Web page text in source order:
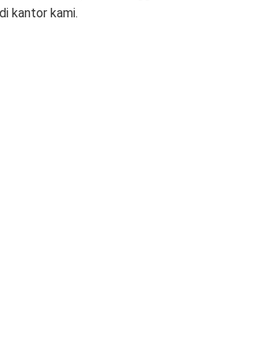
kantor kami.